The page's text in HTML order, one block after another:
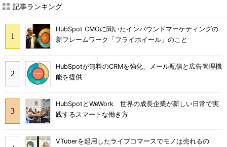
記事ランキング
HubSpot CMOに聞いたインバウンドマーケティングの
新フレームワーク「フライホイール」のこと
HubSpotが無料のCRMを強化、メール配信と広告管理機
能を提供
HubSpotとWeWork 世界の成長企業が新しい日常で実
践するスマートな働き方
VTuberを起用したライブコマースでモノは売れるの